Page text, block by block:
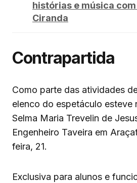
histórias e música com
Ciranda
Contrapartida
Como parte das atividades
elenco do espetáculo esteve
Selma Maria Trevelin de
Engenheiro Taveira em
feira, 21.
Exclusiva para alunos e